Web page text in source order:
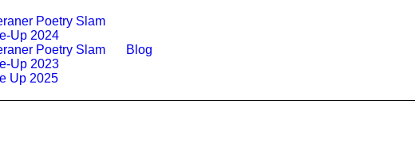
Poetry Slam
Up 2024
Poetry Slam
Up 2023
Up 2025
Blog